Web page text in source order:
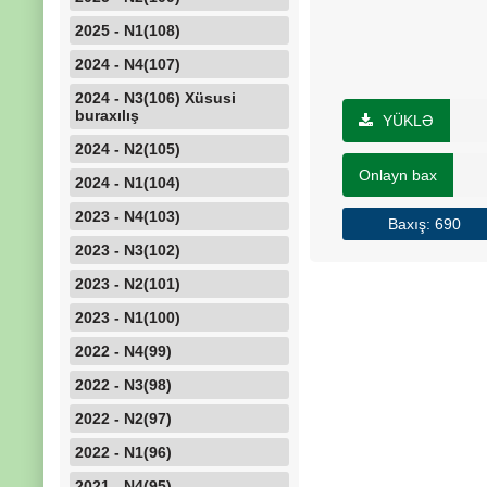
2025 - N1(108)
2024 - N4(107)
2024 - N3(106) Xüsusi
buraxılış
2024 - N2(105)
2024 - N1(104)
2023 - N4(103)
2023 - N3(102)
2023 - N2(101)
2023 - N1(100)
2022 - N4(99)
2022 - N3(98)
2022 - N2(97)
2022 - N1(96)
YÜKLƏ
Onlayn bax
Baxış: 690